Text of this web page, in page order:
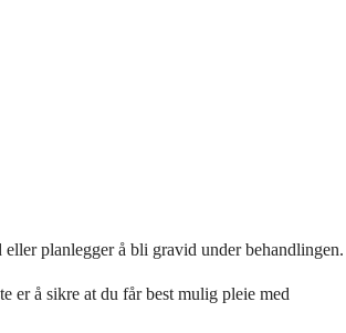
planlegger å bli gravid under behandlingen.
er å sikre at du får best mulig pleie med